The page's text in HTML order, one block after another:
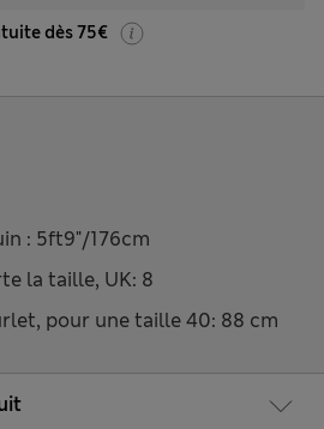
dès 75€
: 5ft9"/176cm
la taille, UK: 8
pour une taille 40: 88 cm